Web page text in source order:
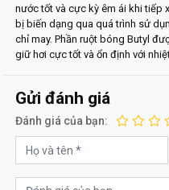
nước tốt và cực kỳ êm ái khi tiếp
bị biến dạng qua quá trình sử
chỉ may. Phần ruột bóng Butyl
giữ hơi cực tốt và ổn định với
Gửi đánh giá
Đánh giá của bạn: